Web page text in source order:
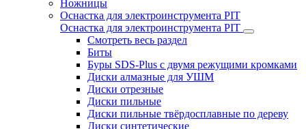
Ножницы
Оснастка для электроинструмента PIT
Оснастка для электроинструмента PIT
Смотреть весь раздел
Биты
Буры SDS-Plus c двумя режущими кромками
Диски алмазные для УШМ
Диски отрезные
Диски пильные
Диски пильные твёрдосплавные по дереву
Диски синтетические